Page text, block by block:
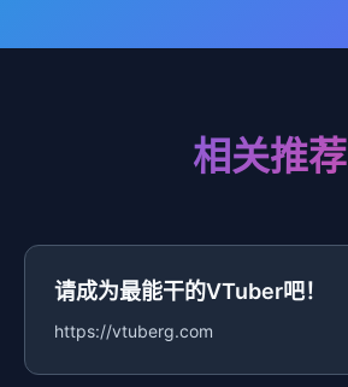
相关推荐
请成为最能干的VTuber吧！
https://vtuberg.com